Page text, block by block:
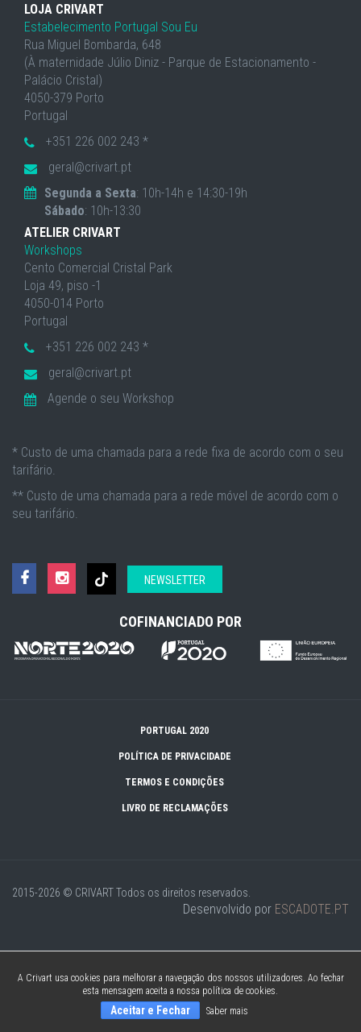
LOJA CRIVART
Estabelecimento Portugal Sou Eu
Rua Miguel Bombarda, 648
(À maternidade Júlio Diniz - Parque de Estacionamento -
Palácio Cristal)
4050-379 Porto
Portugal
+351 226 002 243 *
geral@crivart.pt
Segunda a Sexta: 10h-14h e 14:30-19h
Sábado: 10h-13:30
ATELIER CRIVART
Workshops
Cento Comercial Cristal Park
Loja 49, piso -1
4050-014 Porto
Portugal
+351 226 002 243 *
geral@crivart.pt
Agende o seu Workshop
* Custo de uma chamada para a rede fixa de acordo com o seu
tarifário.
** Custo de uma chamada para a rede móvel de acordo com o
seu tarifário.
NEWSLETTER
COFINANCIADO POR
PORTUGAL 2020
POLÍTICA DE PRIVACIDADE
TERMOS E CONDIÇÕES
LIVRO DE RECLAMAÇÕES
2015-2026 © CRIVARTTodos os direitos reservados.
Desenvolvido por ESCADOTE.PT
A Crivart usa cookies para melhorar a navegação dos nossos utilizadores. Ao fechar
esta mensagem aceita a nossa política de cookies.
Aceitar e Fechar Saber mais